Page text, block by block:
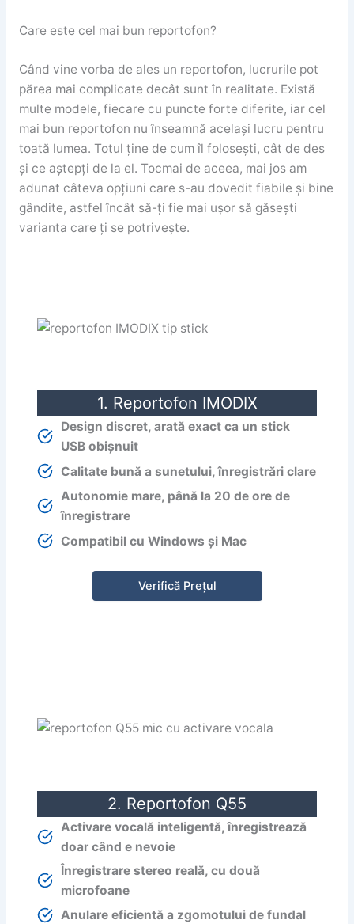
Care este cel mai bun reportofon?
Când vine vorba de ales un reportofon, lucrurile pot
părea mai complicate decât sunt în realitate. Există
multe modele, fiecare cu puncte forte diferite, iar cel
mai bun reportofon nu înseamnă același lucru pentru
toată lumea. Totul ține de cum îl folosești, cât de des
și ce aștepți de la el. Tocmai de aceea, mai jos am
adunat câteva opțiuni care s-au dovedit fiabile și bine
gândite, astfel încât să-ți fie mai ușor să găsești
varianta care ți se potrivește.
1. Reportofon IMODIX
Design discret, arată exact ca un stick
USB obișnuit
Calitate bună a sunetului, înregistrări clare
Autonomie mare, până la 20 de ore de
înregistrare
Compatibil cu Windows și Mac
Verifică Prețul
2. Reportofon Q55
Activare vocală inteligentă, înregistrează
doar când e nevoie
Înregistrare stereo reală, cu două
microfoane
Anulare eficientă a zgomotului de fundal